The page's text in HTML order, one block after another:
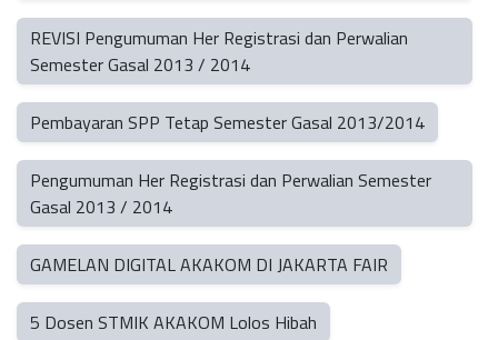
REVISI Pengumuman Her Registrasi dan Perwalian
Semester Gasal 2013 / 2014
Pembayaran SPP Tetap Semester Gasal 2013/2014
Pengumuman Her Registrasi dan Perwalian Semester
Gasal 2013 / 2014
GAMELAN DIGITAL AKAKOM DI JAKARTA FAIR
5 Dosen STMIK AKAKOM Lolos Hibah